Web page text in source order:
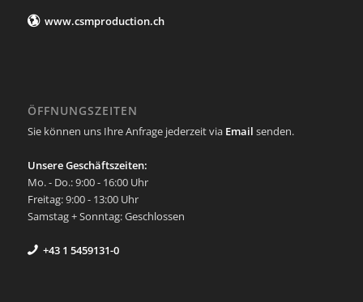
www.csmproduction.ch
ÖFFNUNGSZEITEN
Sie können uns Ihre Anfrage jederzeit via Email senden.
Unsere Geschäftszeiten:
Mo. - Do.: 9:00 - 16:00 Uhr
Freitag: 9:00 - 13:00 Uhr
Samstag + Sonntag: Geschlossen
+43 1 5459131-0